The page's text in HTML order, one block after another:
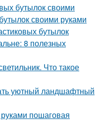
бутылок своими
своими руками
бутылок
8 полезных
Что такое
уютный ландшафтный
пошаговая